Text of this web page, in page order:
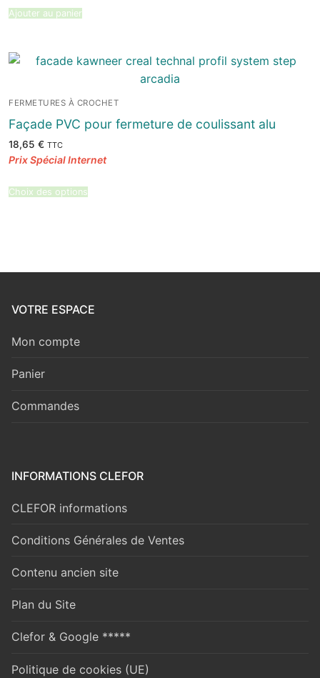
Ajouter au panier
FERMETURES À CROCHET
Façade PVC pour fermeture de coulissant alu
18,65 € TTC
Choix des options
VOTRE ESPACE
Mon compte
Panier
Commandes
INFORMATIONS CLEFOR
CLEFOR informations
Conditions Générales de Ventes
Contenu ancien site
Plan du Site
Clefor & Google *****
Politique de cookies (UE)